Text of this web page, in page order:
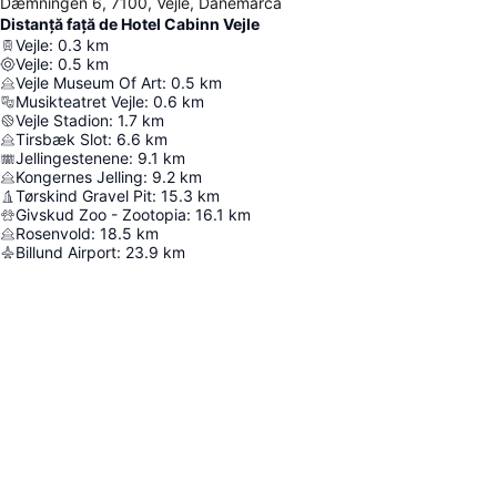
Distanță față de Hotel Cabinn Vejle
Vejle: 0.3 km
Vejle: 0.5 km
Vejle Museum Of Art: 0.5 km
Musikteatret Vejle: 0.6 km
Vejle Stadion: 1.7 km
Tirsbæk Slot: 6.6 km
Jellingestenene: 9.1 km
Kongernes Jelling: 9.2 km
Tørskind Gravel Pit: 15.3 km
Givskud Zoo - Zootopia: 16.1 km
Rosenvold: 18.5 km
Billund Airport: 23.9 km